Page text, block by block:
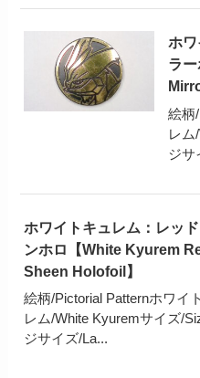
ホ
ラ
絵柄
レム
ジサ
ホワイトキュレム：レッ
ンホロ【White Kyurem
Sheen Holofoil】
絵柄/Pictorial Patternホワイ
レム/White Kyuremサイズ/
ジサイズ/La...